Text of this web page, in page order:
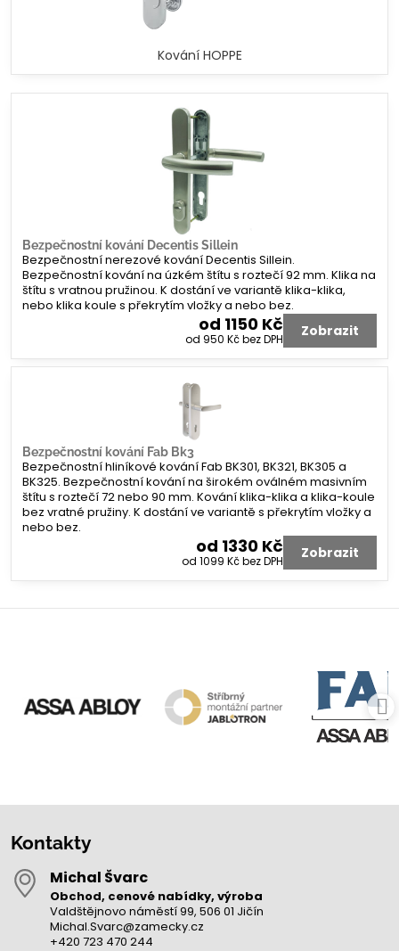
Kování HOPPE
Bezpečnostní kování Decentis Sillein
Bezpečnostní nerezové kování Decentis Sillein.
Bezpečnostní kování na úzkém štítu s roztečí 92 mm. Klika na
štítu s vratnou pružinou. K dostání ve variantě klika-klika,
nebo klika koule s překrytím vložky a nebo bez.
od 1150 Kč
od 950 Kčbez DPH Zobrazit
Bezpečnostní kování Fab Bk3
Bezpečnostní hliníkové kování Fab BK301, BK321, BK305 a
BK325. Bezpečnostní kování na širokém oválném masivním
štítu s roztečí 72 nebo 90 mm. Kování klika-klika a klika-koule
bez vratné pružiny. K dostání ve variantě s překrytím vložky a
nebo bez.
od 1330 Kč
od 1099 Kčbez DPH Zobrazit
Kontakty
Michal Švarc
Obchod, cenové nabídky, výroba
Valdštějnovo náměstí 99, 506 01 Jičín
Michal.Svarc@zamecky.cz
+420 723 470 244